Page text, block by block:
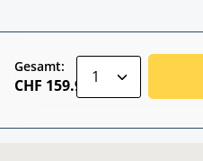
Gesamt:
CHF 159.90